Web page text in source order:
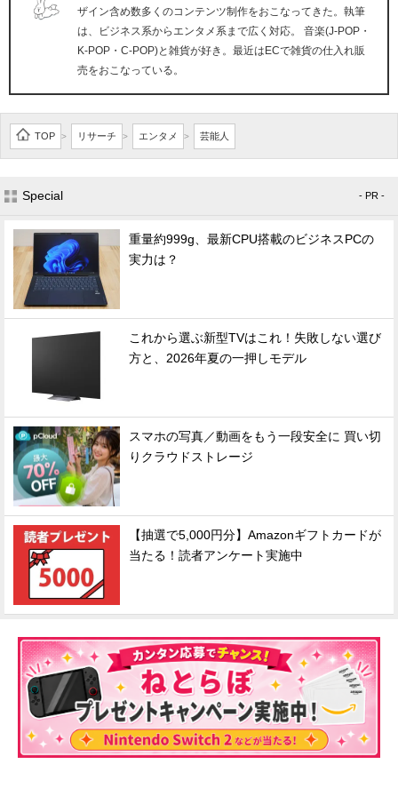
ザイン含め数多くのコンテンツ制作をおこなってきた。執筆
は、ビジネス系からエンタメ系まで広く対応。 音楽(J-POP・
K-POP・C-POP)と雑貨が好き。最近はECで雑貨の仕入れ販
売をおこなっている。
TOP > リサーチ > エンタメ > 芸能人
Special - PR -
重量約999g、最新CPU搭載のビジネスPCの
実力は？
これから選ぶ新型TVはこれ！失敗しない選び
方と、2026年夏の一押しモデル
スマホの写真／動画をもう一段安全に 買い切
りクラウドストレージ
【抽選で5,000円分】Amazonギフトカードが
当たる！読者アンケート実施中